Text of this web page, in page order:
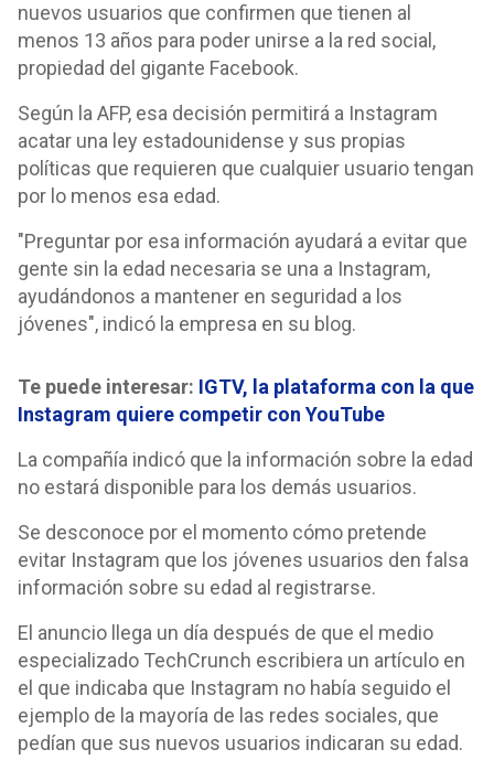
nuevos usuarios que confirmen que tienen al
menos 13 años para poder unirse a la red social,
propiedad del gigante Facebook.
Según la AFP, esa decisión permitirá a Instagram
acatar una ley estadounidense y sus propias
políticas que requieren que cualquier usuario tengan
por lo menos esa edad.
"Preguntar por esa información ayudará a evitar que
gente sin la edad necesaria se una a Instagram,
ayudándonos a mantener en seguridad a los
jóvenes", indicó la empresa en su blog.
Te puede interesar: IGTV, la plataforma con la que
Instagram quiere competir con YouTube
La compañía indicó que la información sobre la edad
no estará disponible para los demás usuarios.
Se desconoce por el momento cómo pretende
evitar Instagram que los jóvenes usuarios den falsa
información sobre su edad al registrarse.
El anuncio llega un día después de que el medio
especializado TechCrunch escribiera un artículo en
el que indicaba que Instagram no había seguido el
ejemplo de la mayoría de las redes sociales, que
pedían que sus nuevos usuarios indicaran su edad.